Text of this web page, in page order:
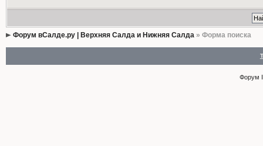
Форум вСалде.ру | Верхняя Салда и Нижняя Салда» Форма поиска
Форум